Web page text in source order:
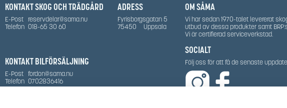
ADRESS
Fyrisborgsgatan 5
75450
Uppsala
KONTAKT SKOG OCH TRÄDGÅRD
E-Post reservdelar@sama.nu
Telefon 018-65 30 60
KONTAKT BILFÖRSÄLJNING
E-Post fordon@sama.nu
Telefon 0702836416
OM SÅMA
Vi har sedan 1970-talet levererat
utbud av dessa produkter samt
Vi är certifierad serviceverkstad.
SOCIALT
Följ oss för att få de senaste